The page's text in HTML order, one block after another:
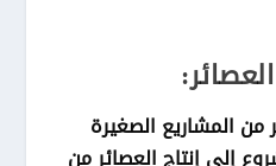
المشاريع الصغيرة
إلى إنتاج العصائر من